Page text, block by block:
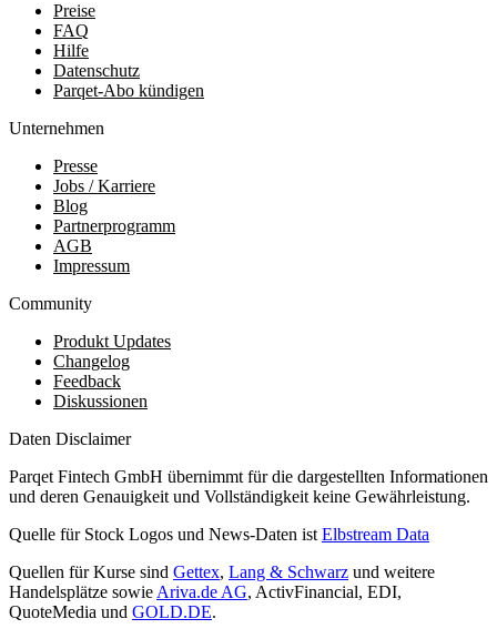
Preise
FAQ
Hilfe
Datenschutz
Parqet-Abo kündigen
Unternehmen
Presse
Jobs / Karriere
Blog
Partnerprogramm
AGB
Impressum
Community
Produkt Updates
Changelog
Feedback
Diskussionen
Daten Disclaimer
Parqet Fintech GmbH übernimmt für die dargestellten Informationen
und deren Genauigkeit und Vollständigkeit keine Gewährleistung.
Quelle für Stock Logos und News-Daten ist Elbstream Data
Quellen für Kurse sind Gettex, Lang & Schwarz und weitere
Handelsplätze sowie Ariva.de AG, ActivFinancial, EDI,
QuoteMedia und GOLD.DE.